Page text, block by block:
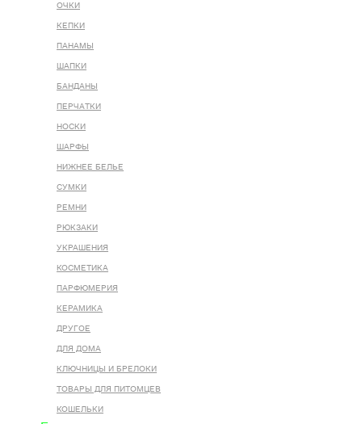
ОЧКИ
КЕПКИ
ПАНАМЫ
ШАПКИ
БАНДАНЫ
ПЕРЧАТКИ
НОСКИ
ШАРФЫ
НИЖНЕЕ БЕЛЬЕ
СУМКИ
РЕМНИ
РЮКЗАКИ
УКРАШЕНИЯ
КОСМЕТИКА
ПАРФЮМЕРИЯ
КЕРАМИКА
ДРУГОЕ
ДЛЯ ДОМА
КЛЮЧНИЦЫ И БРЕЛОКИ
ТОВАРЫ ДЛЯ ПИТОМЦЕВ
КОШЕЛЬКИ